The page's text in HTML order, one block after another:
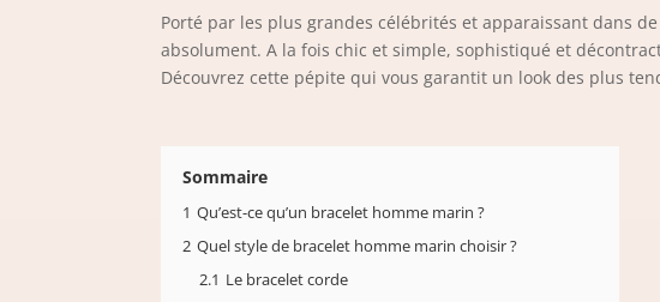
Porté par les plus grandes célébrités et apparaissant dans
absolument. A la fois chic et simple, sophistiqué et
Découvrez cette pépite qui vous garantit un look des plus
Sommaire
1 Qu’est-ce qu’un bracelet homme marin ?
2 Quel style de bracelet homme marin choisir ?
2.1 Le bracelet corde